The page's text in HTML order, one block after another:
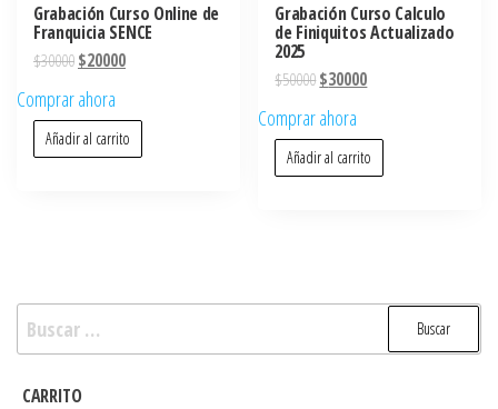
Grabación Curso Online de
Franquicia SENCE
$30000$20000
Comprar ahora
Añadir al carrito
Grabación Curso Calculo
de Finiquitos Actualizado
2025
$50000$30000
Comprar ahora
Añadir al carrito
CARRITO